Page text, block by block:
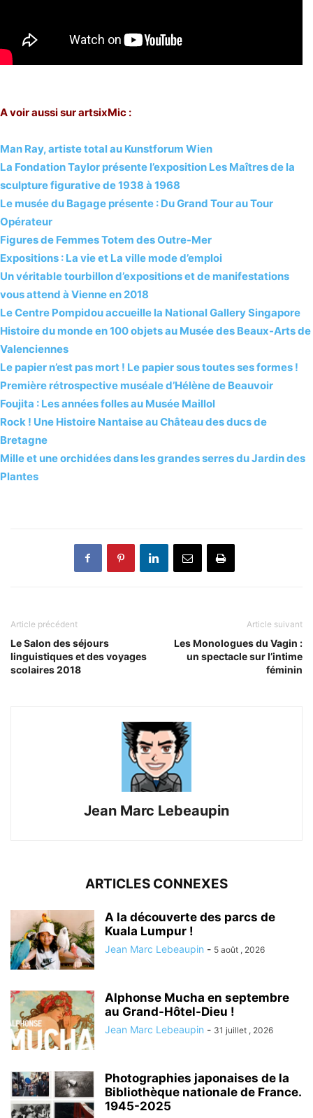
A voir aussi sur artsixMic :
Man Ray, artiste total au Kunstforum Wien
La Fondation Taylor présente l’exposition Les Maîtres de la
sculpture figurative de 1938 à 1968
Le musée du Bagage présente : Du Grand Tour au Tour
Opérateur
Figures de Femmes Totem des Outre-Mer
Expositions : La vie et La ville mode d’emploi
Un véritable tourbillon d’expositions et de manifestations
vous attend à Vienne en 2018
Le Centre Pompidou accueille la National Gallery Singapore
Histoire du monde en 100 objets au Musée des Beaux-Arts de
Valenciennes
Le papier n’est pas mort ! Le papier sous toutes ses formes !
Première rétrospective muséale d’Hélène de Beauvoir
Foujita : Les années folles au Musée Maillol
Rock ! Une Histoire Nantaise au Château des ducs de
Bretagne
Mille et une orchidées dans les grandes serres du Jardin des
Plantes
Article précédent
Le Salon des séjours
linguistiques et des voyages
scolaires 2018
Article suivant
Les Monologues du Vagin :
un spectacle sur l’intime
féminin
Jean Marc Lebeaupin
ARTICLES CONNEXES
A la découverte des parcs de
Kuala Lumpur !
Jean Marc Lebeaupin - 5 août , 2026
Alphonse Mucha en septembre
au Grand-Hôtel-Dieu !
Jean Marc Lebeaupin - 31 juillet , 2026
Photographies japonaises de la
Bibliothèque nationale de France.
1945-2025